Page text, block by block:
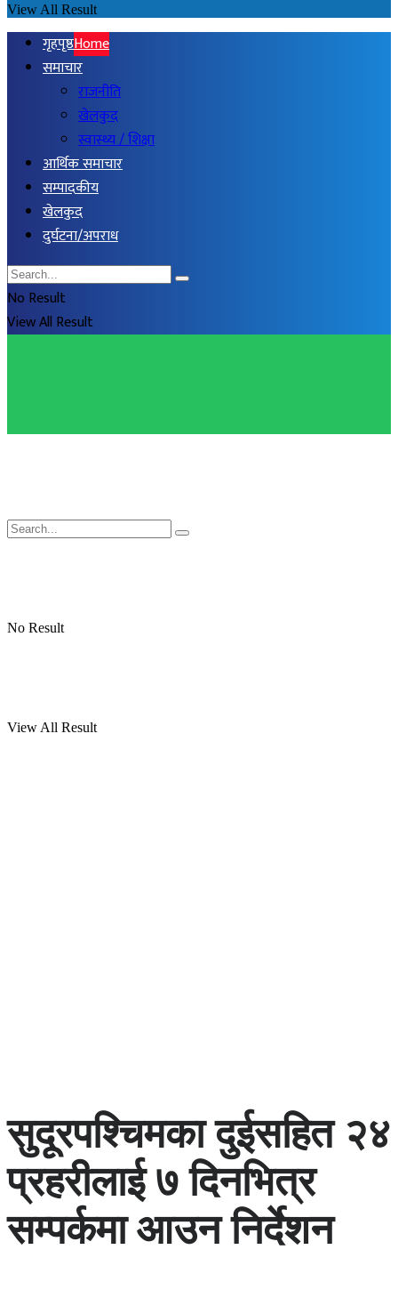
View All Result
गृहपृष्ठHome
समाचार
राजनीति
खेलकुद
स्वास्थ्य / शिक्षा
आर्थिक समाचार
सम्पादकीय
खेलकुद
दुर्घटना/अपराध
No Result
View All Result
No Result
View All Result
सुदूरपश्चिमका दुईसहित २४
प्रहरीलाई ७ दिनभित्र
सम्पर्कमा आउन निर्देशन